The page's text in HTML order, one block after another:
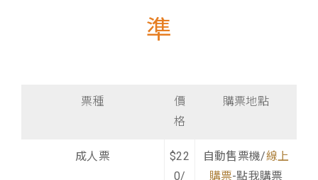
準
票種
價
格
購票地點
成人票
$22
0/
自動售票機/線上
購票-點我購票